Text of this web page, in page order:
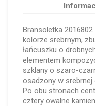
Bransoletka
kolorze srebrnym,
łańcuszku o
elementem
szklany o szaro-
osadzony w srebrnej
Po obu stronach
cztery owalne